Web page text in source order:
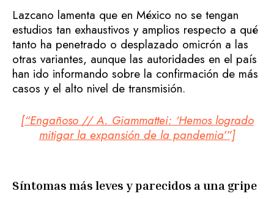
Lazcano lamenta que en México no se tengan
estudios tan exhaustivos y amplios respecto a qué
tanto ha penetrado o desplazado omicrón a las
otras variantes, aunque las autoridades en el país
han ido informando sobre la confirmación de más
casos y el alto nivel de transmisión.
[“Engañoso // A. Giammattei: ‘Hemos logrado
mitigar la expansión de la pandemia’”]
Síntomas más leves y parecidos a una gripe